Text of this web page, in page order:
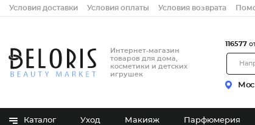
Условия доставки Условия оплаты Условия возврата
Интернет-магазин
товаров для дома,
косметики и детских
игрушек
116577
Каталог Уход Макияж Парфюмерия